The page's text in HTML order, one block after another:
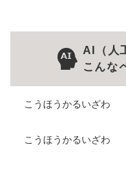
AI（人
こんな
こうほうかるいざわ
こうほうかるいざわ